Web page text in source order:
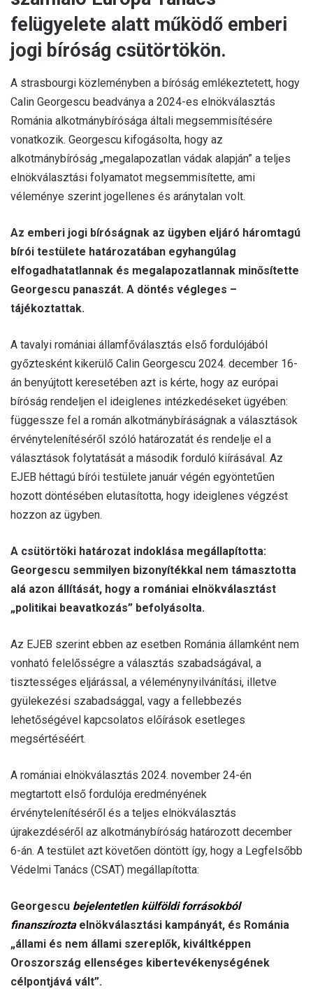
felügyelete alatt működő emberi
jogi bíróság csütörtökön.
A strasbourgi közleményben a bíróság emlékeztetett, hogy
Calin Georgescu beadványa a 2024-es elnökválasztás
Románia alkotmánybírósága általi megsemmisítésére
vonatkozik. Georgescu kifogásolta, hogy az
alkotmánybíróság „megalapozatlan vádak alapján” a teljes
elnökválasztási folyamatot megsemmisítette, ami
véleménye szerint jogellenes és aránytalan volt.
Az emberi jogi bíróságnak az ügyben eljáró háromtagú
bírói testülete határozatában egyhangúlag
elfogadhatatlannak és megalapozatlannak minősítette
Georgescu panaszát. A döntés végleges –
tájékoztattak.
A tavalyi romániai államfőválasztás első fordulójából
győztesként kikerülő Calin Georgescu 2024. december 16-
án benyújtott keresetében azt is kérte, hogy az európai
bíróság rendeljen el ideiglenes intézkedéseket ügyében:
függessze fel a román alkotmánybíráságnak a választások
érvénytelenítéséről szóló határozatát és rendelje el a
választások folytatását a második forduló kiírásával. Az
EJEB héttagú bírói testülete január végén egyöntetűen
hozott döntésében elutasította, hogy ideiglenes végzést
hozzon az ügyben.
A csütörtöki határozat indoklása megállapította:
Georgescu semmilyen bizonyítékkal nem támasztotta
alá azon állítását, hogy a romániai elnökválasztást
„politikai beavatkozás” befolyásolta.
Az EJEB szerint ebben az esetben Románia államként nem
vonható felelősségre a választás szabadságával, a
tisztességes eljárással, a véleménynyilvánítási, illetve
gyülekezési szabadsággal, vagy a fellebbezés
lehetőségével kapcsolatos előírások esetleges
megsértéséért.
A romániai elnökválasztás 2024. november 24-én
megtartott első fordulója eredményének
érvénytelenítéséről és a teljes elnökválasztás
újrakezdéséről az alkotmánybíróság határozott december
6-án. A testület azt követően döntött így, hogy a Legfelsőbb
Védelmi Tanács (CSAT) megállapította:
Georgescu bejelentetlen külföldi forrásokból
finanszíroztaelnökválasztási kampányát, és Románia
„állami és nem állami szereplők, kiváltképpen
Oroszország ellenséges kibertevékenységének
célpontjává vált”.